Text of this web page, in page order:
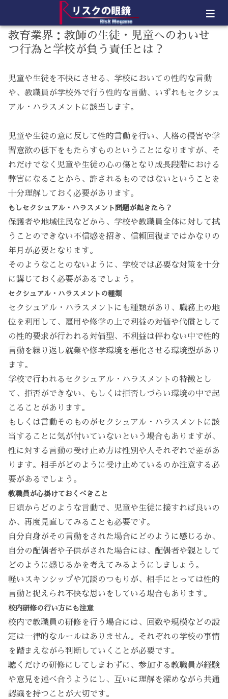
教育業界：教師の生徒・児童へのわいせ
つ行為と学校が負う責任とは？
児童や生徒を不快にさせる、学校においての性的な言動
や、教職員が学校外で行う性的な言動、いずれもセクシュ
アル・ハラスメントに該当します。
児童や生徒の意に反して性的言動を行い、人格の侵害や学
習意欲の低下をもたらすものということになりますが、そ
れだけでなく児童や生徒の心の傷となり成長段階における
弊害になることから、許されるものではないということを
十分理解しておく必要があります。
もしセクシュアル・ハラスメント問題が起きたら？
保護者や地域住民などから、学校や教職員全体に対して拭
うことのできない不信感を招き、信頼回復まではかなりの
年月が必要となります。
そのようなことのないように、学校では必要な対策を十分
に講じておく必要があるでしょう。
セクシュアル・ハラスメントの種類
セクシュアル・ハラスメントにも種類があり、職務上の地
位を利用して、雇用や修学の上で利益の対価や代償として
の性的要求が行われる対価型、不利益は伴わない中で性的
言動を繰り返し就業や修学環境を悪化させる環境型があり
ます。
学校で行われるセクシュアル・ハラスメントの特徴とし
て、拒否ができない、もしくは拒否しづらい環境の中で起
こることがあります。
もしくは言動そのものがセクシュアル・ハラスメントに該
当することに気が付いていないという場合もありますが、
性に対する言動の受け止め方は性別や人それぞれで差があ
ります。相手がどのように受け止めているのか注意する必
要があるでしょう。
教職員が心掛けておくべきこと
日頃からどのような言動で、児童や生徒に接すれば良いの
か、再度見直してみることも必要です。
自分自身がその言動をされた場合にどのように感じるか、
自分の配偶者や子供がされた場合には、配偶者や親として
どのように感じるかを考えてみるようにしましょう。
軽いスキンシップや冗談のつもりが、相手にとっては性的
言動と捉えられ不快な思いをしている場合もあります。
校内研修の行い方にも注意
校内で教職員の研修を行う場合には、回数や規模などの設
定は一律的なルールはありません。それぞれの学校の事情
を踏まえながら判断していくことが必要です。
聴くだけの研修にしてしまわずに、参加する教職員が経験
や意見を述べ合うようにし、互いに理解を深めながら共通
認識を持つことが大切です。